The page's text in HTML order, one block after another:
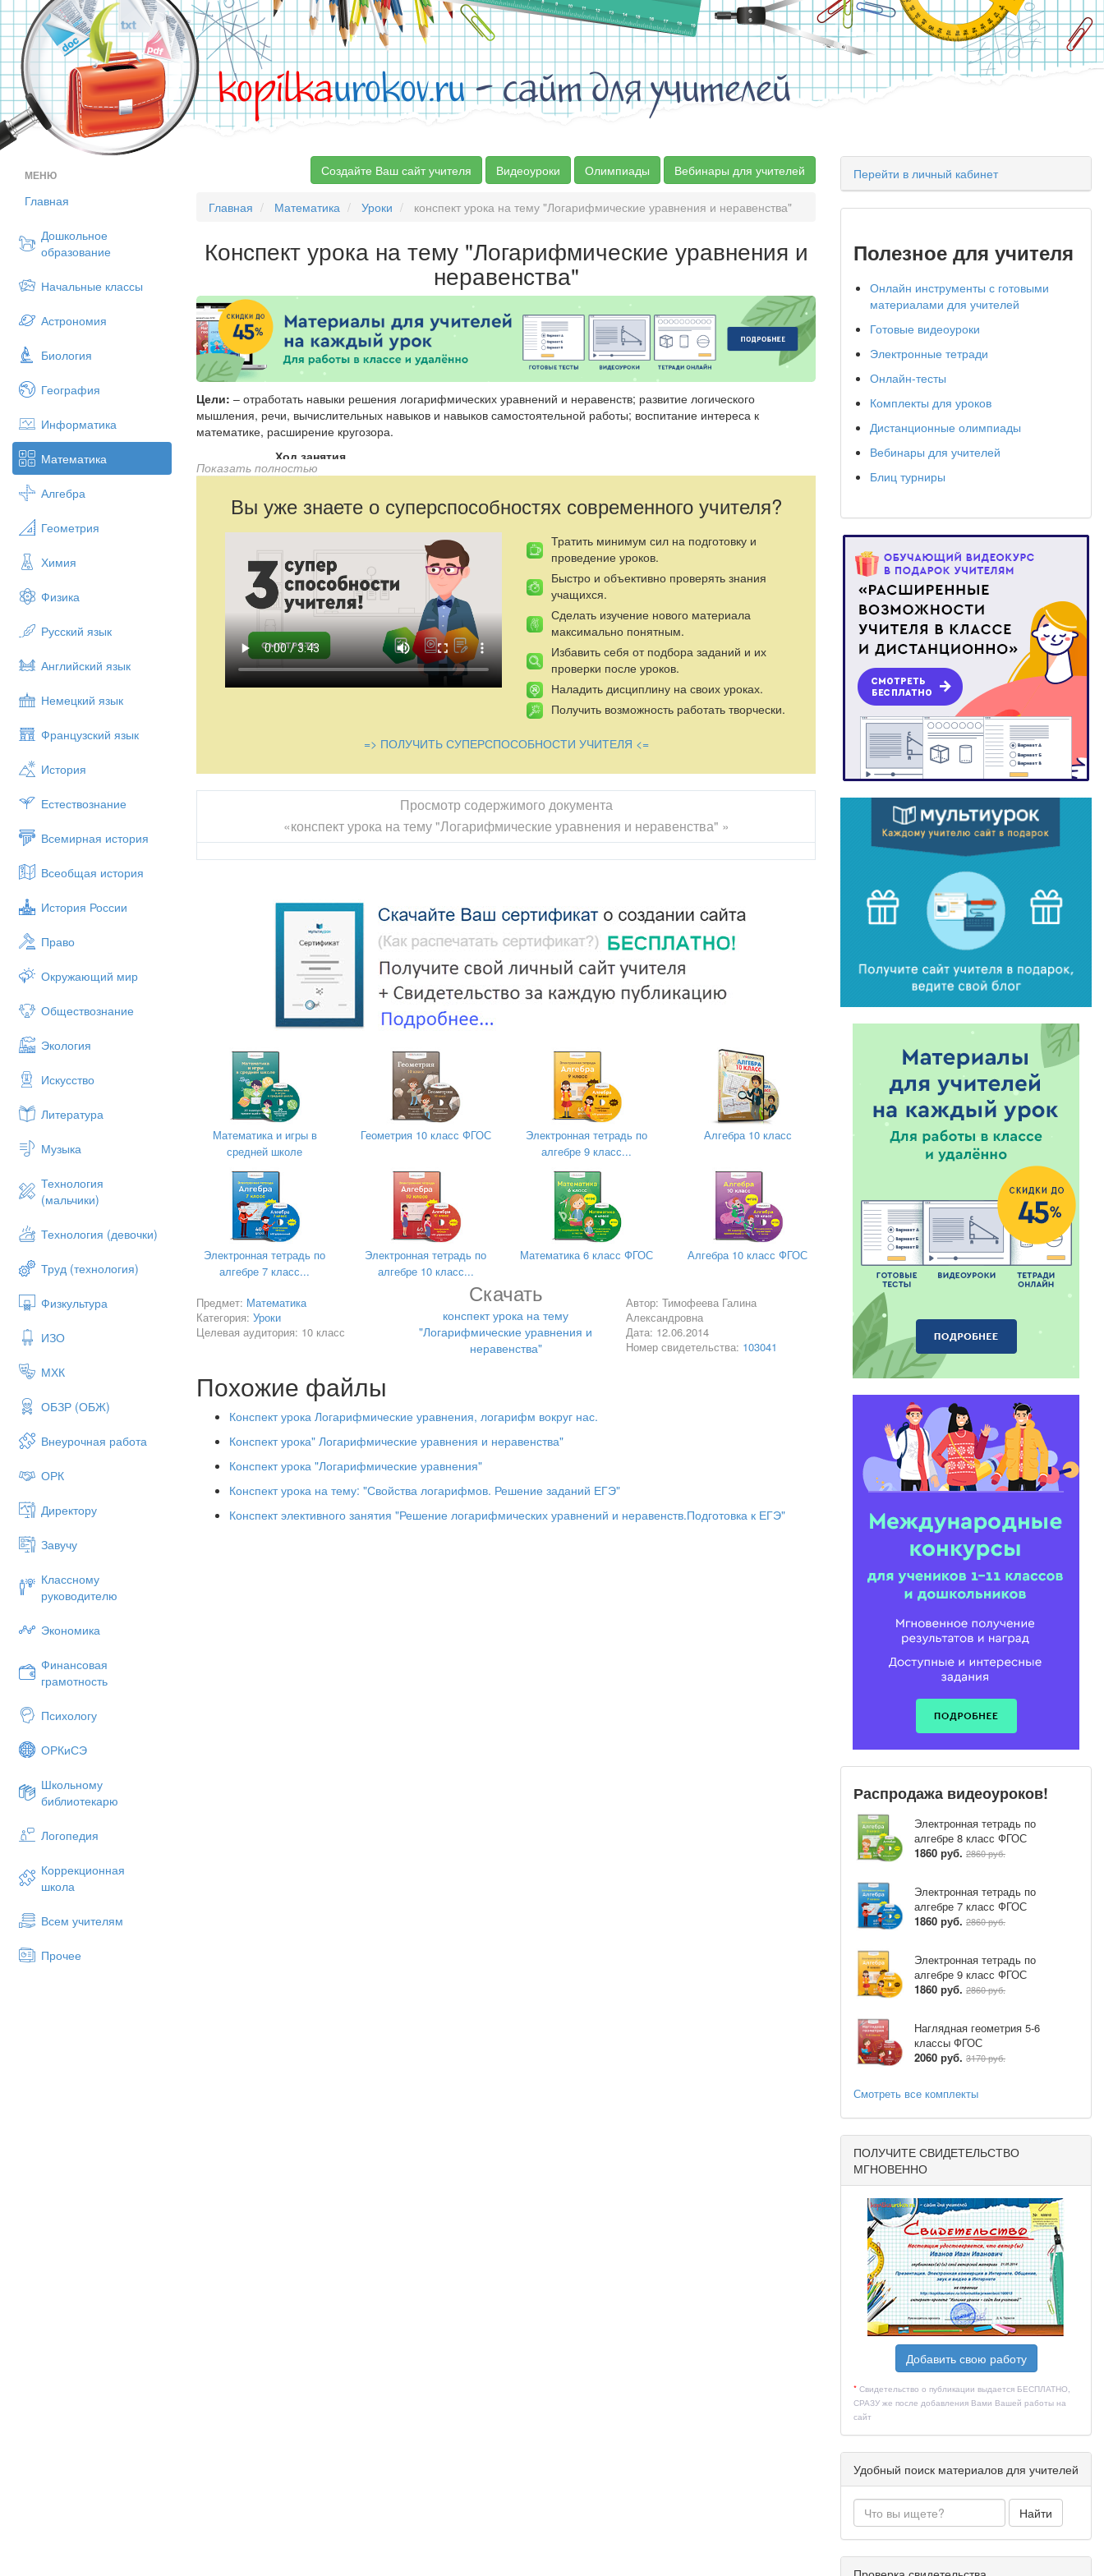
kopilkaurokov.ru- сайт для учителей
МЕНЮ
Главная
Дошкольное
образование
Начальные классы
Астрономия
Биология
География
Информатика
Математика
Алгебра
Геометрия
Химия
Физика
Русский язык
Английский язык
Немецкий язык
Французский язык
История
Естествознание
Всемирная история
Всеобщая история
История России
Право
Окружающий мир
Обществознание
Экология
Искусство
Литература
Музыка
Технология
(мальчики)
Технология (девочки)
Труд (технология)
Физкультура
ИЗО
МХК
ОБЗР (ОБЖ)
Внеурочная работа
ОРК
Директору
Завучу
Классному
руководителю
Экономика
Финансовая
грамотность
Психологу
ОРКиСЭ
Школьному
библиотекарю
Логопедия
Коррекционная
школа
Всем учителям
Прочее
Создайте Ваш сайт учителя Видеоуроки Олимпиады Вебинары для учителей
Главная Математика Уроки конспект урока на тему "Логарифмические уравнения и неравенства"
Конспект урока на тему "Логарифмические уравнения и
неравенства"
Цели: – отработать навыки решения логарифмических уравнений и неравенств; развитие логического
мышления, речи, вычислительных навыков и навыков самостоятельной работы; воспитание интереса к
математике, расширение кругозора.
Ход занятия.
Организационный момент.
Проверка домашнего задания.
Фронтальный опрос.
Решение логарифмических уравнений.
Решение логарифмических неравенств.
Тестирование.
Историческая справка о возникновении логарифмов.
Подведение итогов занятия. Задание на дом.
Организационный момент.
Здравствуйте, садитесь! Сегодня тема нашего занятия «Логарифмические уравнения и неравенства», на
котором мы будемсовершенствовать знания, умения и навыки по данной теме, используя свойства логарифмов,
а так же свойства логарифмической функции. А пройдет наше занятие в форме деловой игры «Один день
работы редакции газеты «Математический вестник»». Я буду в роли главного редактора, а вы – члены редакции,
В каждой редакции есть свои отделы, будут они и у нас.
Ваш стол будет представлять отдел писем, ваш – информационный отдел, а ваш – аналитический.
Работа в редакции требует быстрой реакции на события дня, поэтому постарайтесь быть активными.
Одна из рубрик нашей газеты «Математический калейдоскоп». На вопросы наших читателей отвечают все
корреспонденты, а вот статью в газету готовит из отдела писем корреспондент ____ .
Фронтальный опрос.
1. От любого ли числа можно найти логарифм?
Какое число может стоять в основании логарифма?
3. Функция y=log0,8 x является возрастающей или убывающей?
5. Можно ли перейти от одного основания логарифма к другому? Как это сделать?
6. Какие логарифмы называют десятичными, натуральными?
7. Назовите основные свойства логарифмов.
8. Какое уравнение называют логарифмическим?
9. Дайте определение логарифма.
10. Какое неравенство называют логарифмическим?
Итак, одна заметка у нас уже готова.
Наша работа продолжается. Слово аналитическому отделу.
Следующий этап нашей работы – корреспондентское расследование. В жизни часто приходится
сталкиваться с выбором, вот и вам нужно найти верное решение на поставленные задачи. Тестирование.
Аналитический отдел, соберите тексты тестов и результаты тестирования. Проведите сортировку по
вариантам.
Ответить на это письмо нам поможет корреспондентка информационного отдела ___ .
В нашу газету о логарифмической линейке подготовила статью корреспондент ____.
Корреспондентское расследование показало следующие результаты.
С тестом справились на «5 » ______ человек
На «4 » ______ человек
На «3» ______ человек
На «2 » ________ человек.
А это значит, что над решением логарифмических уравнений и неравенств нужно поработать еще. И впереди у
Показать полностью
Вы уже знаете о суперспособностях современного учителя?
Тратить минимум сил на подготовку и
проведение уроков.
Быстро и объективно проверять знания
учащихся.
Сделать изучение нового материала
максимально понятным.
Избавить себя от подбора заданий и их
проверки после уроков.
Наладить дисциплину на своих уроках.
Получить возможность работать творчески.
=> ПОЛУЧИТЬ СУПЕРСПОСОБНОСТИ УЧИТЕЛЯ <=
Просмотр содержимого документа
«конспект урока на тему "Логарифмические уравнения и неравенства" »
Математика и игры в
средней школе
Геометрия 10 класс ФГОС
Электронная тетрадь по
алгебре 9 класс...
Алгебра 10 класс
Электронная тетрадь по
алгебре 7 класс...
Электронная тетрадь по
алгебре 10 класс...
Математика 6 класс ФГОС Алгебра 10 класс ФГОС
Предмет: Математика
Категория: Уроки
Целевая аудитория: 10 класс
Скачать
конспект урока на тему
"Логарифмические уравнения и
неравенства"
Автор: Тимофеева Галина
Александровна
Дата: 12.06.2014
Номер свидетельства: 103041
Похожие файлы
Конспект урока Логарифмические уравнения, логарифм вокруг нас.
Конспект урока" Логарифмические уравнения и неравенства"
Конспект урока "Логарифмические уравнения"
Конспект урока на тему: "Свойства логарифмов. Решение заданий ЕГЭ"
Конспект элективного занятия "Решение логарифмических уравнений и неравенств.Подготовка к ЕГЭ"
Перейти в личный кабинет
Полезное для учителя
Онлайн инструменты с готовыми
материалами для учителей
Готовые видеоуроки
Электронные тетради
Онлайн-тесты
Комплекты для уроков
Дистанционные олимпиады
Вебинары для учителей
Блиц турниры
Распродажа видеоуроков!
Электронная тетрадь по
алгебре 8 класс ФГОС
1860 руб. 2860 руб.
Электронная тетрадь по
алгебре 7 класс ФГОС
1860 руб. 2860 руб.
Электронная тетрадь по
алгебре 9 класс ФГОС
1860 руб. 2860 руб.
Наглядная геометрия 5-6
классы ФГОС
2060 руб. 3170 руб.
Смотреть все комплекты
ПОЛУЧИТЕ СВИДЕТЕЛЬСТВО
МГНОВЕННО
Добавить свою работу
* Свидетельство о публикации выдается БЕСПЛАТНО,
СРАЗУ же после добавления Вами Вашей работы на
сайт
Удобный поиск материалов для учителей
Найти